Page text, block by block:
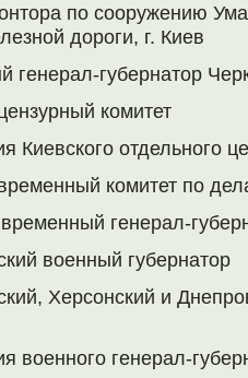
по сооружению
дороги, г. Киев
губернатор
комитет
Киевского отдельного
комитет по
генерал-
военный губернатор
Херсонский и
военного генерал-